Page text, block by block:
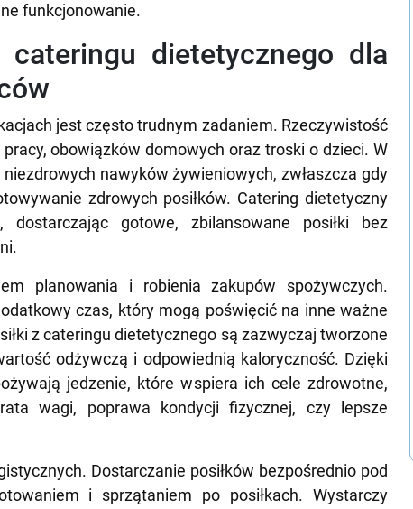
funkcjonowanie.
dietetycznego dla
jest często trudnym zadaniem. Rzeczywistość
obowiązków domowych oraz troski o dzieci. W
nawyków żywieniowych, zwłaszcza gdy
zdrowych posiłków. Catering dietetyczny
gotowe, zbilansowane posiłki bez
planowania i robienia zakupów spożywczych.
czas, który mogą poświęcić na inne ważne
z cateringu dietetycznego są zazwyczaj tworzone
odżywczą i odpowiednią kaloryczność. Dzięki
jedzenie, które wspiera ich cele zdrowotne,
wagi, poprawa kondycji fizycznej, czy lepsze
Dostarczanie posiłków bezpośrednio pod
i sprzątaniem po posiłkach. Wystarczy